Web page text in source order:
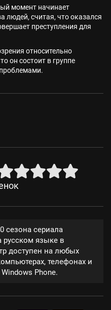
момент начинает
людей, считая, что оказался
преступления для
относительно
он состоит в группе
сезона сериала
русском языке в
доступен на любых
телефонах и
Phone.